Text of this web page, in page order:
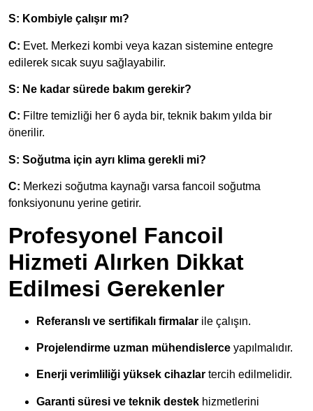
S: Kombiyle çalışır mı?
C: Evet. Merkezi kombi veya kazan sistemine entegre
edilerek sıcak suyu sağlayabilir.
S: Ne kadar sürede bakım gerekir?
C: Filtre temizliği her 6 ayda bir, teknik bakım yılda bir
önerilir.
S: Soğutma için ayrı klima gerekli mi?
C: Merkezi soğutma kaynağı varsa fancoil soğutma
fonksiyonunu yerine getirir.
Profesyonel Fancoil
Hizmeti Alırken Dikkat
Edilmesi Gerekenler
Referanslı ve sertifikalı firmalar ile çalışın.
Projelendirme uzman mühendislerce yapılmalıdır.
Enerji verimliliği yüksek cihazlar tercih edilmelidir.
Garanti süresi ve teknik destek hizmetlerini